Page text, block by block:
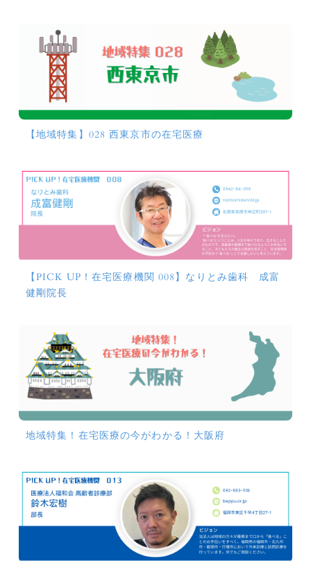
【地域特集】028 西東京市の在宅医療
【PICK UP！在宅医療機関 008】なりとみ歯科 成富
健剛院長
地域特集！在宅医療の今がわかる！大阪府